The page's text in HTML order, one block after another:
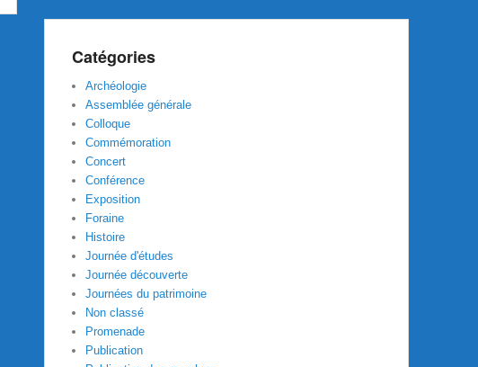
Catégories
Archéologie
Assemblée générale
Colloque
Commémoration
Concert
Conférence
Exposition
Foraine
Histoire
Journée d'études
Journée découverte
Journées du patrimoine
Non classé
Promenade
Publication